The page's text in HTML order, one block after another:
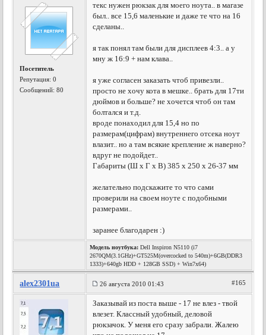
Посетитель
Репутация:0
Сообщений: 80
текс нужен рюкзак для моего ноута.. в магазе
был.. все 15,6 маленькие и даже те что на 16
сделаны..
я так понял там были для дисплеев 4:3.. а у
мну ж 16:9 + нам клава..
я уже согласен заказать чтоб привезли..
просто не хочу кота в мешке.. брать для 17ти
дюймов и больше? не хочется чтоб он там
болтался и т.д.
вроде понаходил для 15,4 но по
размерам(цифрам) внутреннего отсека ноут
влазит.. но а там всякие крепление ж наверно?
вдруг не подойдет..
Габариты (Ш х Г х В) 385 x 250 x 26-37 мм
желательно подскажите то что сами
проверили на своем ноуте с подобными
размерами..
заранее благодарен :)
Модель ноутбука: Dell Inspiron N5110 (i7
2670QM(3.1GHz)+GT525M(overcocked to 540m)+6GB(DDR3
1333)+640gb HDD + 128GB SSD) + Win7x64)
alex2301ua 26 августа 2010 01:43 #165
Заказывай из поста выше - 17 не влез - твой
влезет. Классный удобный, деловой
рюкзачок. У меня его сразу забрали. Жалею